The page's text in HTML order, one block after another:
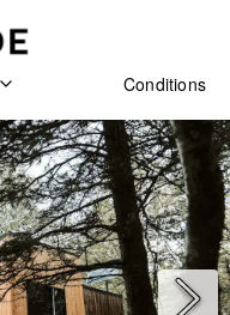
Conditions